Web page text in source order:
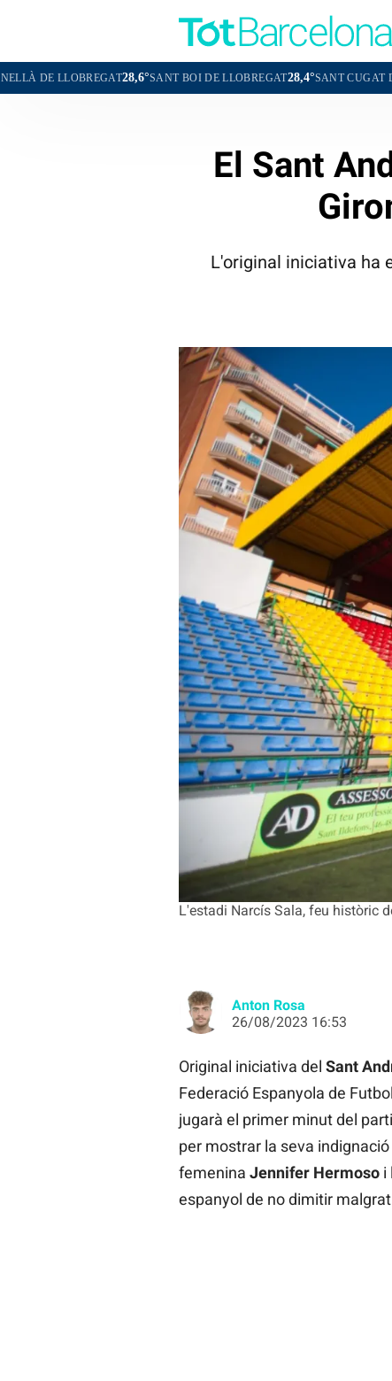
28,6°SANT BOI DE LLOBREGAT28,4°SANT CUGAT DEL VALLÈS
L'estadi Narcís Sala, feu històric
El Sant
L'original iniciativa ha
Anton Rosa
26/08/2023 16:53
Original iniciativa del Sant
Federació Espanyola de
jugarà el primer minut del
per mostrar la seva
femenina Jennifer Hermosoi
espanyol de no dimitir